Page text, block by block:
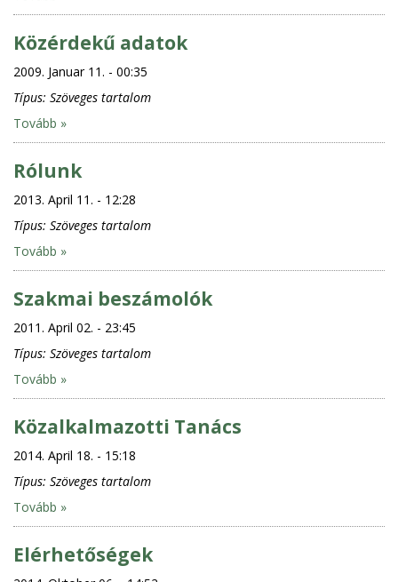
Közérdekű adatok
2009. Januar 11. - 00:35
Típus: Szöveges tartalom
Tovább »
Rólunk
2013. April 11. - 12:28
Típus: Szöveges tartalom
Tovább »
Szakmai beszámolók
2011. April 02. - 23:45
Típus: Szöveges tartalom
Tovább »
Közalkalmazotti Tanács
2014. April 18. - 15:18
Típus: Szöveges tartalom
Tovább »
Elérhetőségek